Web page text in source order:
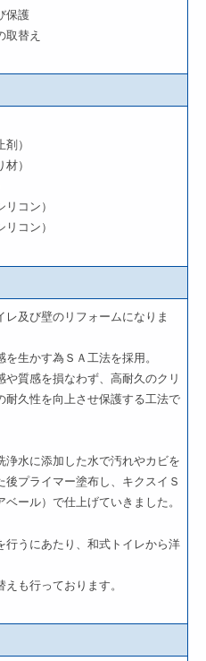
保護
取替え
）
）
コン）
コン）
及び壁のリフォームになりま
生かす為ＳＡ工法を採用。
や質感を損なわず、高耐久のクリ
耐久性を向上させ保護する工法で
浄水に添加した水で汚れやカビを
プライマー塗布し、キクスイＳ
ール）で仕上げていきました。
行うにあたり、和式トイレから洋
も行っております。